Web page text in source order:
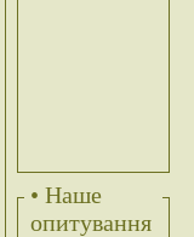
• Наше
опитування